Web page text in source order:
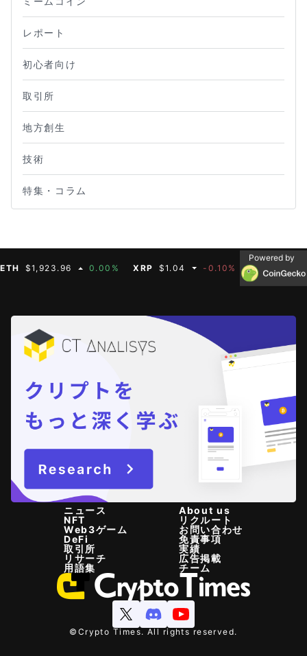
レポート
初心者向け
取引所
地方創生
技術
特集・コラム
$1,923.96 0.00% XRP $1.04 -0.10% BNB $608.19
Powered by
ニュース
NFT
Web3ゲーム
DeFi
取引所
リサーチ
用語集
About us
リクルート
お問い合わせ
免責事項
実績
広告掲載
チーム
©Crypto Times. All rights reserved.